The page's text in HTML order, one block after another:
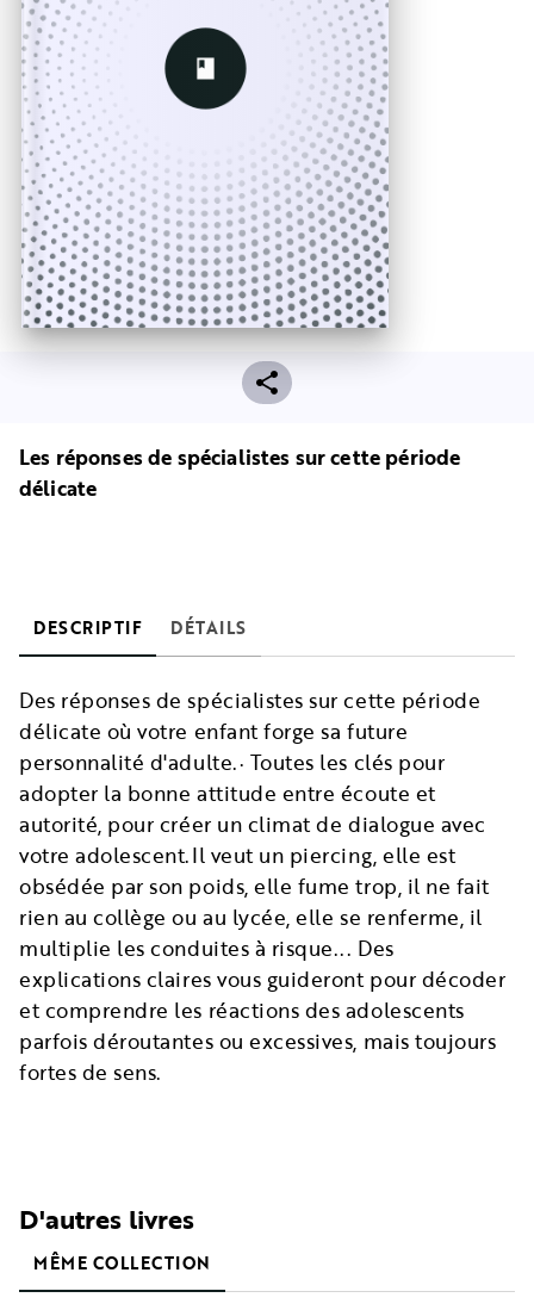
Les réponses de spécialistes sur cette période
délicate
DESCRIPTIF DÉTAILS
Des réponses de spécialistes sur cette période
délicate où votre enfant forge sa future
personnalité d'adulte.· Toutes les clés pour
adopter la bonne attitude entre écoute et
autorité, pour créer un climat de dialogue avec
votre adolescent.Il veut un piercing, elle est
obsédée par son poids, elle fume trop, il ne fait
rien au collège ou au lycée, elle se renferme, il
multiplie les conduites à risque... Des
explications claires vous guideront pour décoder
et comprendre les réactions des adolescents
parfois déroutantes ou excessives, mais toujours
fortes de sens.
D'autres livres
MÊME COLLECTION